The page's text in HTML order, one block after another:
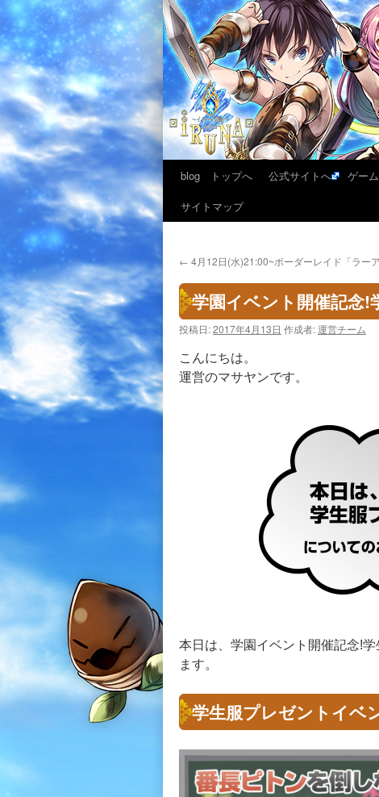
blog トップへ 公式サイトへ ゲー
サイトマップ
← 4月12日(水)21:00~ボーダーレイド「ラー
学園イベント開催記念
投稿日:2017年4月13日 作成者:運営チーム
こんにちは。
運営のマサヤンです。
本日は、学園イベント開催記念!
ます。
学生服プレゼントイベ